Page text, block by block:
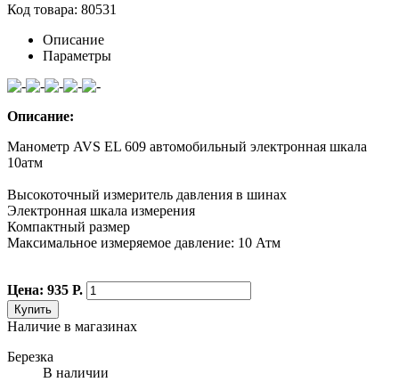
Код товара: 80531
Описание
Параметры
Описание:
Манометр AVS EL 609 автомобильный электронная шкала
10атм
Высокоточный измеритель давления в шинах
Электронная шкала измерения
Компактный размер
Максимальное измеряемое давление: 10 Атм
Цена: 935 Р.
Купить
Наличие в магазинах
Березка
В наличии